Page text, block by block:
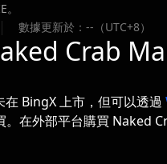
數據更新於：--（UTC+8）
Crab
BingX 上市，但可以透過
。在外部平台購買 Naked